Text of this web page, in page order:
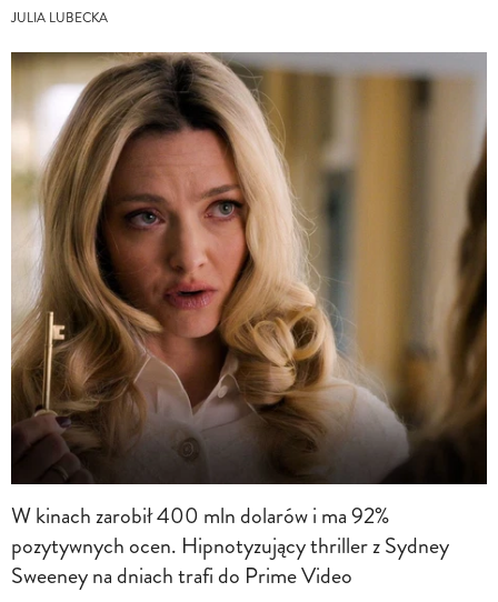
JULIA LUBECKA
W kinach zarobił 400 mln dolarów i ma 92%
pozytywnych ocen. Hipnotyzujący thriller z Sydney
Sweeney na dniach trafi do Prime Video